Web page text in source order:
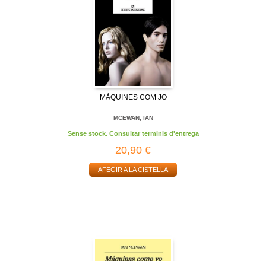
MÀQUINES COM JO
MCEWAN, IAN
Sense stock. Consultar terminis d'entrega
20,90 €
AFEGIR A LA CISTELLA